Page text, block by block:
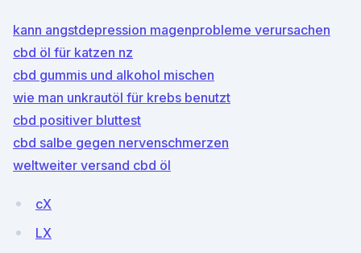
kann angstdepression magenprobleme verursachen
cbd öl für katzen nz
cbd gummis und alkohol mischen
wie man unkrautöl für krebs benutzt
cbd positiver bluttest
cbd salbe gegen nervenschmerzen
weltweiter versand cbd öl
cX
LX